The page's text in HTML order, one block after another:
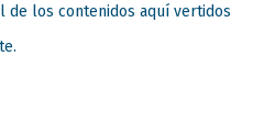
de los contenidos aquí vertidos